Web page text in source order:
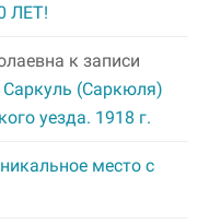
ЛЕТ!
к записи
(Саркюля)
уезда. 1918 г.
место с